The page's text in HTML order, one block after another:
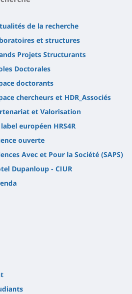
de la recherche
et structures
Projets Structurants
Doctorales
doctorants
chercheurs et HDR_Associés
et Valorisation
label européen HRS4R
ouverte
Avec et Pour la Société (SAPS)
Dupanloup - CIUR